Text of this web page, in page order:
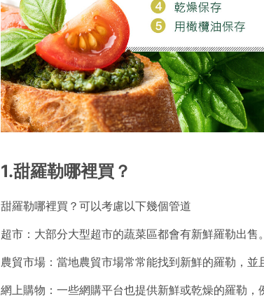
1.甜羅勒哪裡買？
甜羅勒哪裡買？可以考慮以下幾個管道
超市：大部分大型超市的蔬菜區都會有新鮮羅勒出售。
農貿市場：當地農貿市場常常能找到新鮮的羅勒，並
網上購物：一些網購平台也提供新鮮或乾燥的羅勒，